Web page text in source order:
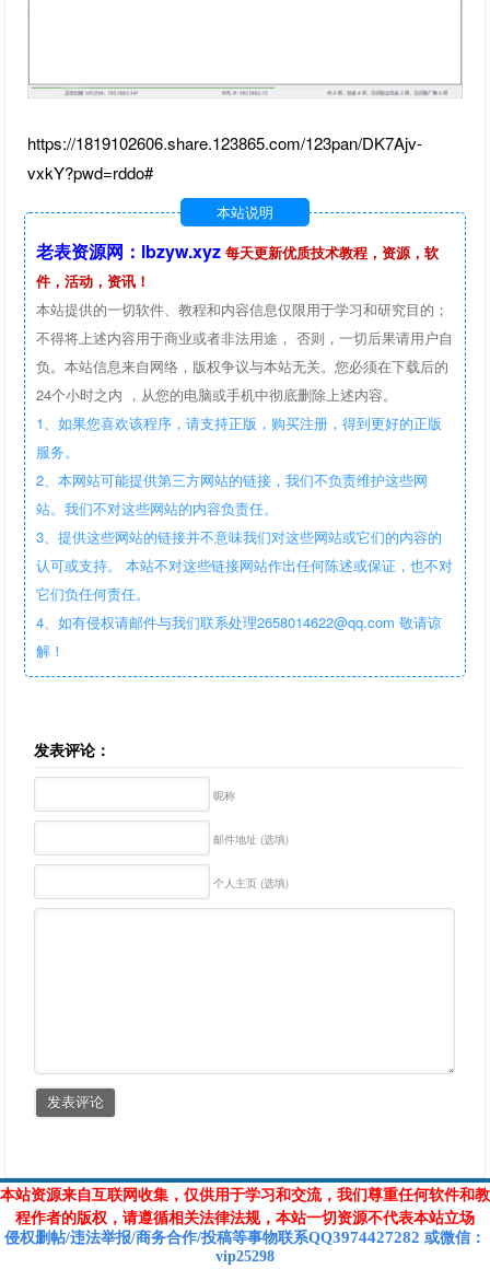
https://1819102606.share.123865.com/123pan/DK7Ajv-
vxkY?pwd=rddo#
本站说明
老表资源网：lbzyw.xyz 每天更新优质技术教程，资源，软
件，活动，资讯！
本站提供的一切软件、教程和内容信息仅限用于学习和研究目的；
不得将上述内容用于商业或者非法用途， 否则，一切后果请用户自
负。本站信息来自网络，版权争议与本站无关。您必须在下载后的
24个小时之内 ，从您的电脑或手机中彻底删除上述内容。
1、如果您喜欢该程序，请支持正版，购买注册，得到更好的正版
服务。
2、本网站可能提供第三方网站的链接，我们不负责维护这些网
站。我们不对这些网站的内容负责任。
3、提供这些网站的链接并不意味我们对这些网站或它们的内容的
认可或支持。 本站不对这些链接网站作出任何陈述或保证，也不对
它们负任何责任。
4、如有侵权请邮件与我们联系处理2658014622@qq.com 敬请谅
解！
发表评论：
昵称
邮件地址 (选填)
个人主页 (选填)
本站资源来自互联网收集，仅供用于学习和交流，我们尊重任何软件和教
程作者的版权，请遵循相关法律法规，本站一切资源不代表本站立场
侵权删帖/违法举报/商务合作/投稿等事物联系QQ3974427282 或微信 ：
vip25298